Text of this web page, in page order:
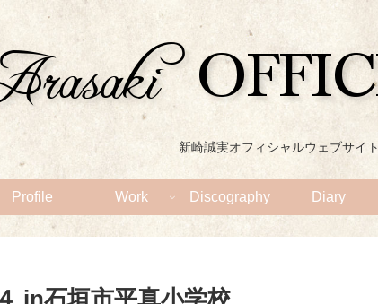
新崎誠実オフィシャルウェブサイト
Profile Work Discography Diary
in石垣市平真小学校